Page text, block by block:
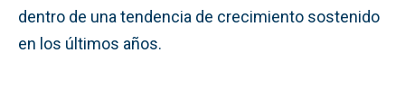
dentro de una tendencia de crecimiento sostenido
en los últimos años.